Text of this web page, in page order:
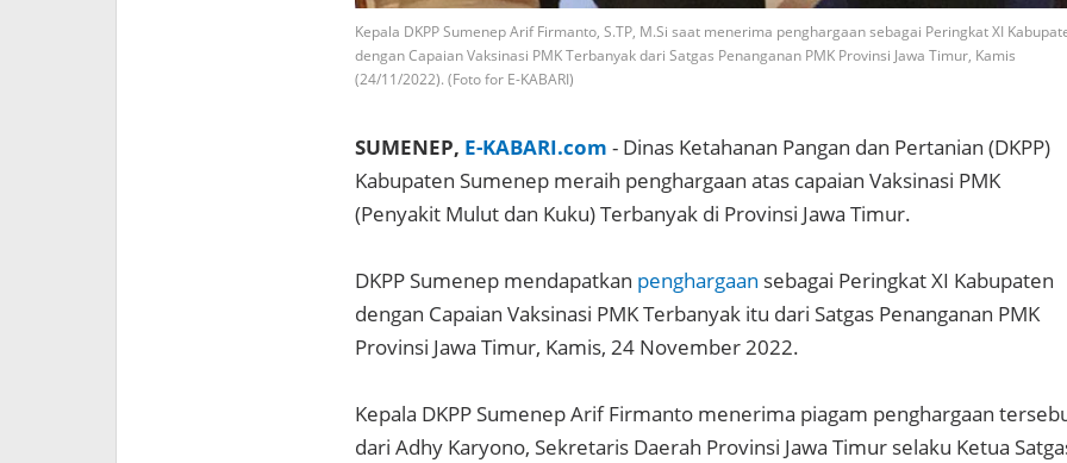
Kepala DKPP Sumenep Arif Firmanto, S.TP, M.Si saat menerima penghargaan sebagai Peringkat XI
dengan Capaian Vaksinasi PMK Terbanyak dari Satgas Penanganan PMK Provinsi Jawa Timur, Kamis
(24/11/2022). (Foto for E-KABARI)
SUMENEP, E-KABARI.com - Dinas Ketahanan Pangan dan Pertanian (DKPP)
Kabupaten Sumenep meraih penghargaan atas capaian Vaksinasi PMK
(Penyakit Mulut dan Kuku) Terbanyak di Provinsi Jawa Timur.
DKPP Sumenep mendapatkan penghargaan sebagai Peringkat XI Kabupaten
dengan Capaian Vaksinasi PMK Terbanyak itu dari Satgas Penanganan PMK
Provinsi Jawa Timur, Kamis, 24 November 2022.
Kepala DKPP Sumenep Arif Firmanto menerima piagam penghargaan
dari Adhy Karyono, Sekretaris Daerah Provinsi Jawa Timur selaku Ketua